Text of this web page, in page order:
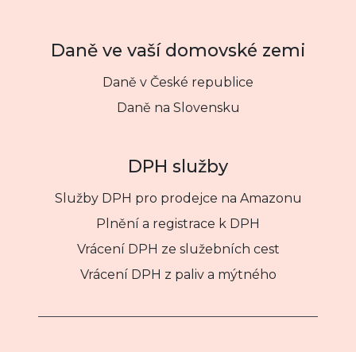
Daně ve vaší domovské zemi
Daně v České republice
Daně na Slovensku
DPH služby
Služby DPH pro prodejce na Amazonu
Plnění a registrace k DPH
Vrácení DPH ze služebních cest
Vrácení DPH z paliv a mýtného